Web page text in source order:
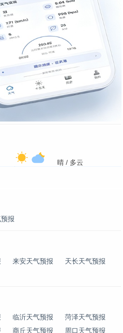
晴 / 多云
报
来安天气预报
天长天气预报
临沂天气预报
菏泽天气预报
商丘天气预报 周口天气预报